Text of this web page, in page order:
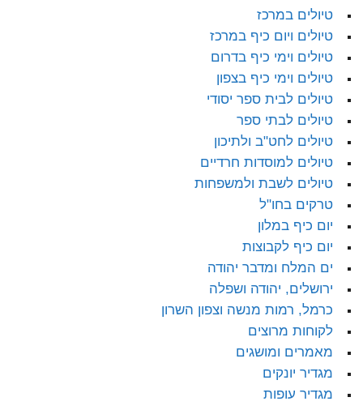
טיולים במרכז
טיולים ויום כיף במרכז
טיולים וימי כיף בדרום
טיולים וימי כיף בצפון
טיולים לבית ספר יסודי
טיולים לבתי ספר
טיולים לחט"ב ולתיכון
טיולים למוסדות חרדיים
טיולים לשבת ולמשפחות
טרקים בחו"ל
יום כיף במלון
יום כיף לקבוצות
ים המלח ומדבר יהודה
ירושלים, יהודה ושפלה
כרמל, רמות מנשה וצפון השרון
לקוחות מרוצים
מאמרים ומושגים
מגדיר יונקים
מגדיר עופות